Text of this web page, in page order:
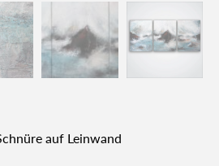
auf Lein­wand